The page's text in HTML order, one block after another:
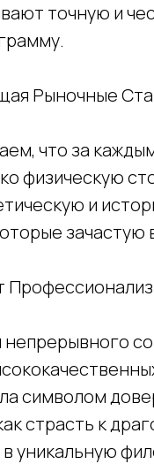
точную и
Рыночные
что за
физическую
и
символом
страсть к
уникальную